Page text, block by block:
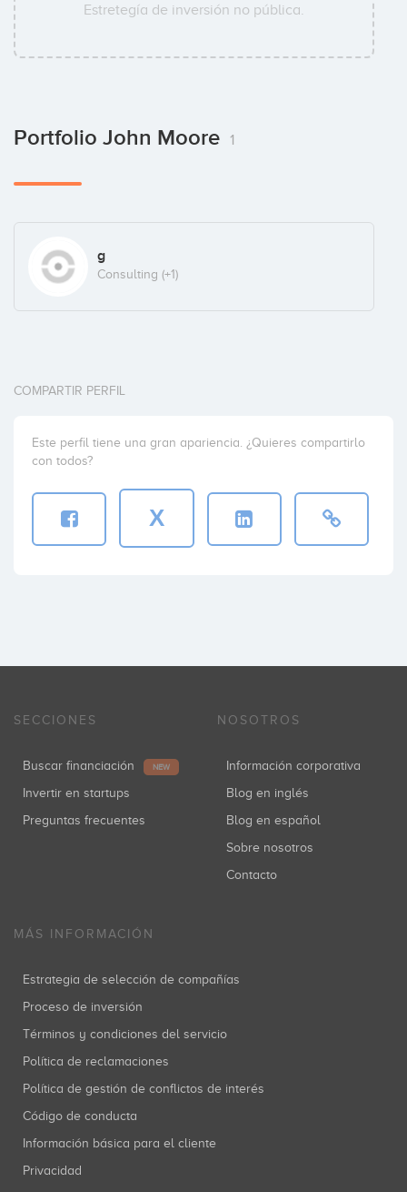
Estretegía de inversión no pública.
Portfolio John Moore 1
g
Consulting (+1)
COMPARTIR PERFIL
Este perfil tiene una gran apariencia. ¿Quieres compartirlo
con todos?
X
SECCIONES
Buscar financiación NEW
Invertir en startups
Preguntas frecuentes
NOSOTROS
Información corporativa
Blog en inglés
Blog en español
Sobre nosotros
Contacto
MÁS INFORMACIÓN
Estrategia de selección de compañías
Proceso de inversión
Términos y condiciones del servicio
Política de reclamaciones
Política de gestión de conflictos de interés
Código de conducta
Información básica para el cliente
Privacidad